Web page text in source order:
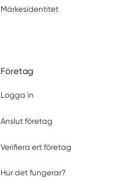
Märkesidentitet
Företag
Logga in
Anslut företag
Verifiera ert företag
Hur det fungerar?